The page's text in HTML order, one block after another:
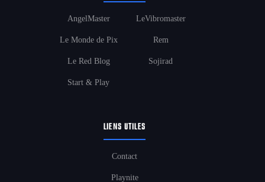
AngelMaster
Le Monde de Pix
Le Red Blog
Start & Play
LeVibromaster
Rem
Sojirad
LIENS UTILES
Contact
Playnite